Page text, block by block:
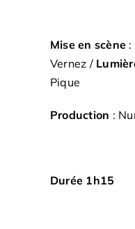
Mise en scène :
Vernez /
Pique
Production :
Durée 1h15